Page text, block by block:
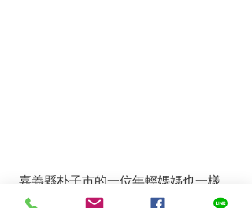
嘉義縣朴子市的一位年輕媽媽也一樣，
她在申請銀色大門送餐大使端APP時寫